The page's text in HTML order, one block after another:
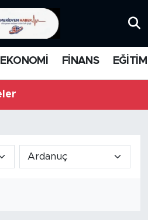
EKONOMİ FİNANS EĞİTİM
ve Fikstür